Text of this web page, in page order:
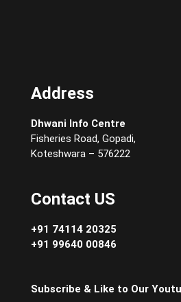
Address
Dhwani Info Centre
Fisheries Road, Gopadi,
Koteshwara – 576222
Contact US
+91 74114 20325
+91 99640 00846
Subscribe & Like to Our